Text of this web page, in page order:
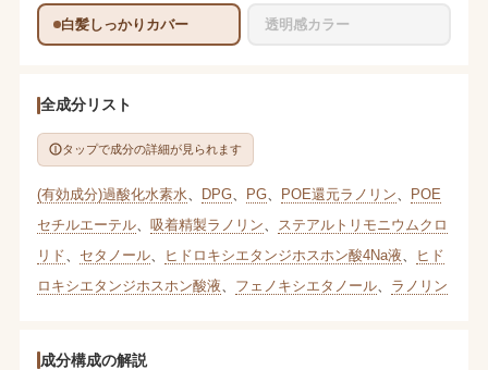
白髪しっかりカバー 透明感カラー
全成分リスト
タップで成分の詳細が見られます
(有効成分)過酸化水素水 DPG、 PG、 POE還元ラノリン
POE
セチルエーテル、 吸着精製ラノリン
ステアルトリモニウムクロ
リド
セタノール、 ヒドロキシエタンジホスホン酸4Na液
ヒド
ロキシエタンジホスホン酸液
フェノキシエタノール、 ラノリン
成分構成の解説